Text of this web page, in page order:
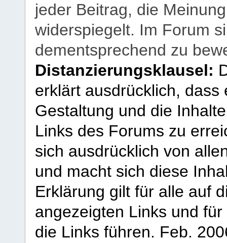
jeder Beitrag, die
widerspiegelt. Im Forum
dementsprechend zu
Distanzierungsklausel:
erklärt ausdrücklich,
Gestaltung und die
Links des Forums zu
sich ausdrücklich von
und macht sich diese
Erklärung gilt für alle auf
angezeigten Links und
die Links führen. Feb.